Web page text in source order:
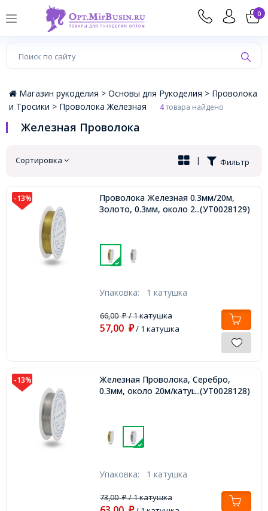
0
×
Магазин рукоделия > Основы для Рукоделия > Проволока
и Тросики > Проволока Железная 4товара найдено
Железная Проволока
Сортировка Фильтр
|
-13%
Проволока Железная 0.3мм/20м,
Золото, 0.3мм, около 20м/катушка,
...(УТ0028129)
Упаковка: 1 катушка
66,00₽/ 1 катушка
57,00 ₽/ 1 катушка
-13%
Железная Проволока, Серебро,
0.3мм, около 20м/катушка,...(УТ0028128)
Упаковка: 1 катушка
73,00₽/ 1 катушка